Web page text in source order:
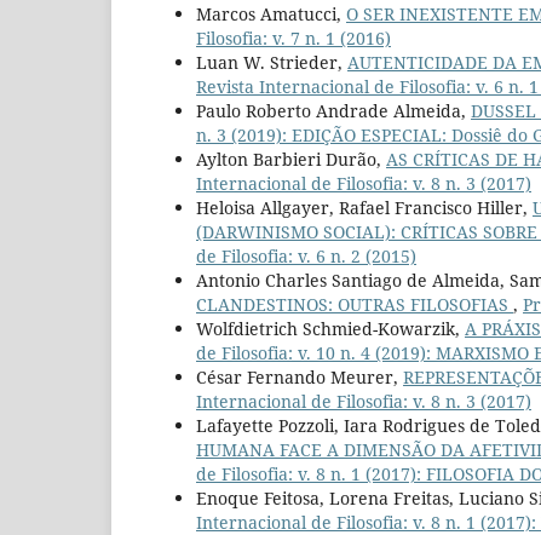
Marcos Amatucci, O SER INEXISTENTE
Filosofia: v. 7 n. 1 (2016)
Luan W. Strieder, AUTENTICIDADE DA
Revista Internacional de Filosofia: v. 6 n.
Paulo Roberto Andrade Almeida,
n. 3 (2019): EDIÇÃO ESPECIAL: Dossiê do
Aylton Barbieri Durão, AS CRÍTICAS DE
Internacional de Filosofia: v. 8 n. 3 (2017)
Heloisa Allgayer, Rafael Francisco Hiller,
(DARWINISMO SOCIAL): CRÍTICAS
de Filosofia: v. 6 n. 2 (2015)
Antonio Charles Santiago de Almeida,
CLANDESTINOS: OUTRAS FILOSOFIAS ,
Wolfdietrich Schmied-Kowarzik, A
de Filosofia: v. 10 n. 4 (2019): MARXISMO
César Fernando Meurer,
Internacional de Filosofia: v. 8 n. 3 (2017)
Lafayette Pozzoli, Iara Rodrigues de
HUMANA FACE A DIMENSÃO DA
de Filosofia: v. 8 n. 1 (2017): FILOSOFIA
Enoque Feitosa, Lorena Freitas, Luciano
Internacional de Filosofia: v. 8 n. 1 (2017):